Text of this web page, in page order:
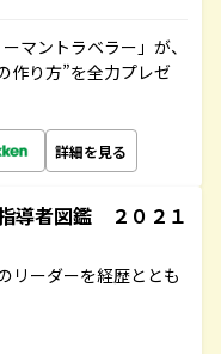
マントラベラー」が、
作り方”を全力プレゼ
詳細を見る
導者図鑑 ２０２１
リーダーを経歴ととも